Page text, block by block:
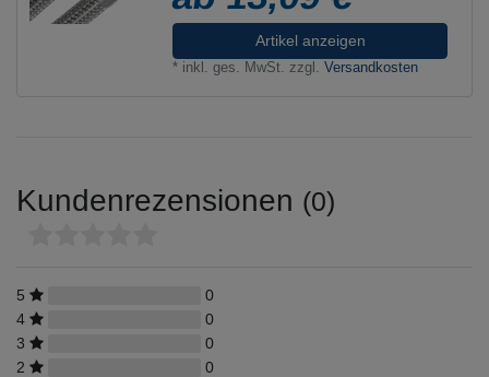
Artikel anzeigen
* inkl. ges. MwSt. zzgl.Versandkosten
Kundenrezensionen (0)
5
0
4
0
3
0
2
0